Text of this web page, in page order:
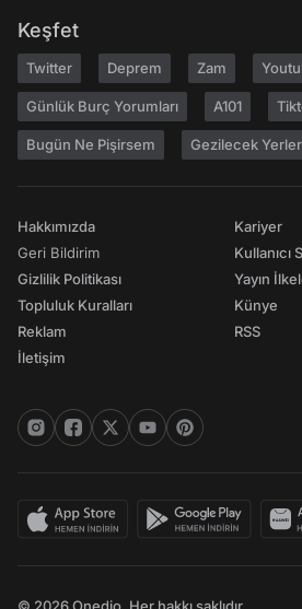
Keşfet
Twitter Deprem Zam
Günlük Burç Yorumları A101
Bugün Ne Pişirsem Gezilecek Yerler
Hakkımızda
Geri Bildirim
Gizlilik Politikası
Topluluk Kuralları
Reklam
İletişim
Kariyer
Kullanıcı
Yayın
Künye
RSS